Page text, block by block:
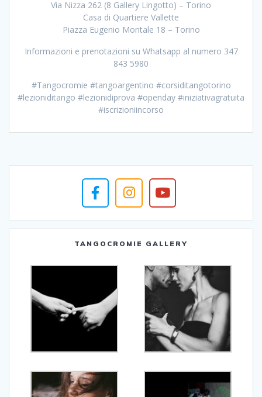
Via Nizza 262 (8 Gallery Lingotto) – Torino
Casa di Quartiere Vallette
Piazza Eugenio Montale 18 – Torino
Informazioni e prenotazioni su Whatsapp al numero 347
843 5980
#Tangocromie #tangoargentino #corsiditangotorino
#lezioniditango #lezionidiprova #openday #iniziativagratuita
#iscrizioniincorso
TANGOCROMIE GALLERY